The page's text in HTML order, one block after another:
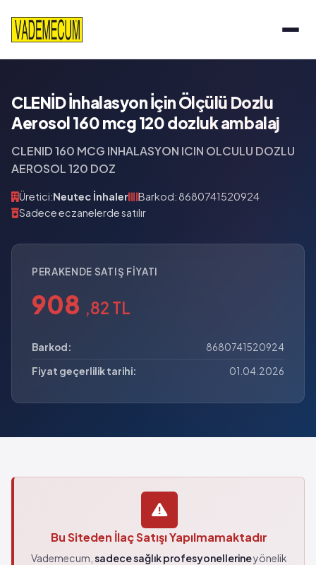
CLENİD İnhalasyon İçin Ölçülü Dozlu
Aerosol 160 mcg 120 dozluk ambalaj
CLENID 160 MCG INHALASYON ICIN OLCULU DOZLU
AEROSOL 120 DOZ
Üretici:Neutec İnhaler
Barkod: 8680741520924
Sadece eczanelerde satılır
PERAKENDE SATIŞ FIYATI
908 ,82 TL
Barkod:
8680741520924
Fiyat geçerlilik tarihi:
01.04.2026
Bu Siteden İlaç Satışı Yapılmamaktadır
Vademecum, sadece sağlık profesyonellerineyönelik